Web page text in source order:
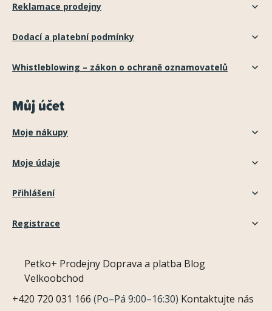
Reklamace prodejny
Dodací a platební podmínky
Whistleblowing – zákon o ochraně oznamovatelů
Můj účet
Moje nákupy
Moje údaje
Přihlášení
Registrace
Petko+ Prodejny Doprava a platba Blog
Velkoobchod
+420 720 031 166 (Po–Pá 9:00–16:30) Kontaktujte nás